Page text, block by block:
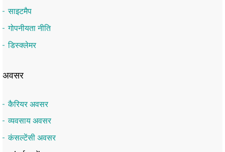
साइटमैप
गोपनीयता नीति
डिस्क्लेमर
अवसर
कैरियर अवसर
व्यवसाय अवसर
कंसल्टेंसी अवसर